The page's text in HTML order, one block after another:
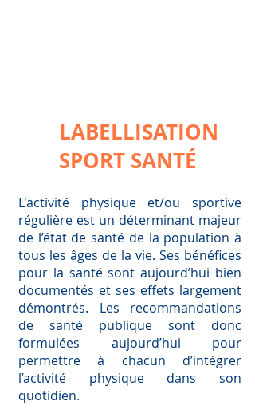
LABELLISATION
SPORT SANTÉ
L'activité physique et/ou sportive
régulière est un déterminant majeur
de l’état de santé de la population à
tous les âges de la vie. Ses bénéfices
pour la santé sont aujourd’hui bien
documentés et ses effets largement
démontrés. Les recommandations
de santé publique sont donc
formulées aujourd’hui pour
permettre à chacun d’intégrer
l’activité physique dans son
quotidien.